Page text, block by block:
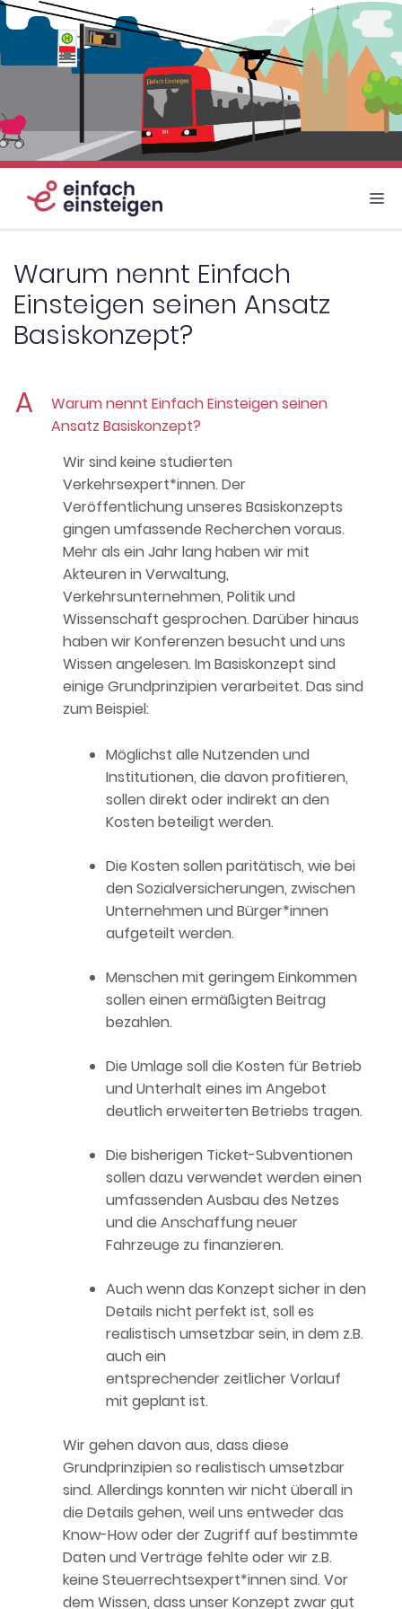
Zum
Inhalt
springen
Warum nennt Einfach
Einsteigen seinen Ansatz
Basiskonzept?
A
Warum nennt Einfach Einsteigen seinen
Ansatz Basiskonzept?
Wir sind keine studierten
Verkehrsexpert*innen. Der
Veröffentlichung unseres Basiskonzepts
gingen umfassende Recherchen voraus.
Mehr als ein Jahr lang haben wir mit
Akteuren in Verwaltung,
Verkehrsunternehmen, Politik und
Wissenschaft gesprochen. Darüber hinaus
haben wir Konferenzen besucht und uns
Wissen angelesen. Im Basiskonzept sind
einige Grundprinzipien verarbeitet. Das sind
zum Beispiel:
Möglichst alle Nutzenden und
Institutionen, die davon profitieren,
sollen direkt oder indirekt an den
Kosten beteiligt werden.
Die Kosten sollen paritätisch, wie bei
den Sozialversicherungen, zwischen
Unternehmen und Bürger*innen
aufgeteilt werden.
Menschen mit geringem Einkommen
sollen einen ermäßigten Beitrag
bezahlen.
Die Umlage soll die Kosten für Betrieb
und Unterhalt eines im Angebot
deutlich erweiterten Betriebs tragen.
Die bisherigen Ticket-Subventionen
sollen dazu verwendet werden einen
umfassenden Ausbau des Netzes
und die Anschaffung neuer
Fahrzeuge zu finanzieren.
Auch wenn das Konzept sicher in den
Details nicht perfekt ist, soll es
realistisch umsetzbar sein, in dem z.B.
auch ein
entsprechender zeitlicher Vorlauf
mit geplant ist.
Wir gehen davon aus, dass diese
Grundprinzipien so realistisch umsetzbar
sind. Allerdings konnten wir nicht überall in
die Details gehen, weil uns entweder das
Know-How oder der Zugriff auf bestimmte
Daten und Verträge fehlte oder wir z.B.
keine Steuerrechtsexpert*innen sind. Vor
dem Wissen, dass unser Konzept zwar gut